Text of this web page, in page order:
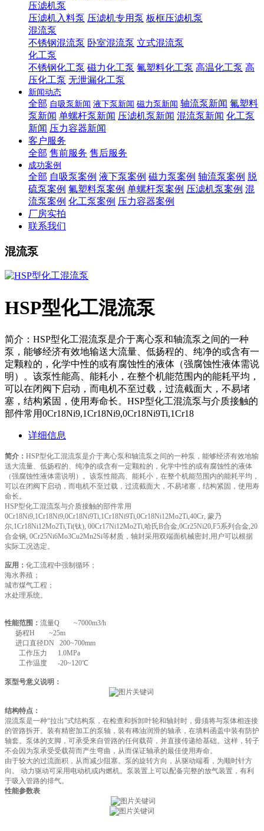
压滤机泵
压滤机入料泵 压滤机专用泵 板框压滤机泵
混流泵
不锈钢混流泵 卧室混流泵 立式混流泵
化工泵
不锈钢化工泵 磁力化工泵 氟塑料化工泵 高温化工泵 高
压化工泵 无泄漏化工泵
新闻动态
全部 自吸泵新闻 液下泵新闻 磁力泵新闻 轴流泵新闻 氟塑料
泵新闻 单螺杆泵新闻 压滤机泵新闻 混流泵新闻 化工泵
新闻 压力容器新闻
客户服务
全部 售前服务 售后服务
成功案例
全部 自吸泵案例 液下泵案例 磁力泵案例 轴流泵案例 脱
硫泵案例 氟塑料泵案例 单螺杆泵案例 压滤机泵案例 混
流泵案例 化工泵案例 压力容器案例
厂房实拍
联系我们
混流泵
HSP型化工混流泵
简介：HSP型化工混流泵是介于离心泵和轴流泵之间的一种
泵，能够经济有效地输送大流量、低扬程的、纯净的或含有一
定颗粒的，化学中性的或有腐蚀性的液体（强腐蚀性液体需说
明）。该泵性能高、能耗小，在整个机能范围内的能耗平均，
可以在闭阀下启动，而电机不至过载，过流截面大，不易堵
塞，结构紧固，使用寿命长。HSP型化工混流泵与介质接触的
部件常用0Cr18Ni9,1Cr18Ni9,0Cr18Ni9Ti,1Cr18
详细信息
简介： HSP型化工混流泵是介于离心泵和轴流泵之间的一种泵，能够经济有效地输
送大流量、低扬程的、纯净的或含有一定颗粒的，化学中性的或有腐蚀性的液体
（强腐蚀性液体需说明）。该泵性能高、能耗小，在整个机能范围内的能耗平均，
可以在闭阀下启动，而电机不至过载，过流截面大，不易堵塞，结构紧固，使用寿
命长。
HSP型化工混流泵与介质接触的部件常用
0Cr18Ni9,1Cr18Ni9,0Cr18Ni9Ti,1Cr18Ni9Ti,0Cr18Ni12Mo2Ti,40Cr, 蒙乃
尔,1Cr18Ni12Mo2Ti,Ti(钛), 00Cr17Ni12Mo2Ti,哈氏B合金,0Cr25Ni20,F5系列合金,20
合金钢, 0Cr25Ni6Mo3Cu2Mn2Si等材质，轴封采用双端面机械密封,用户可以根据
实际工况选定。
应用： 化工流程中强制循环；
海水养殖；
城市煤气工程；
水处理系统。
性能范围： 流量Q ~7000m3/h
扬程H ~25m
进口直径DN 200~700mm
工作压力 1.0MPa
工作温度 -20~120℃
泵型号意义说明：
结构特点：
混流泵是一种“拉出”式结构泵，在检查和拆卸叶轮和轴封时，毋须将与泵体相连接
的管路拆开。装有精密加工的泵轴，装有稀油润滑的轴承，在填料函盖中装有防护
轴套。泵体的支脚，可承受来自管路的任何载荷，并直接传递给基础。这样，转子
不会因为泵承受受载荷而产生弯曲，从而保证轴承的最佳使用寿命。
由于较大的过流面积，从而减少阻塞。泵的旋转方向，从驱动端看，为顺时针方
向。 动力驱动可采用电动机或内燃机。泵装置上可以配备完整的放气装置，有利
于吸入管路的排气。
性能参数表